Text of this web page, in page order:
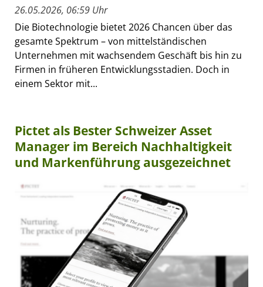
26.05.2026, 06:59 Uhr
Die Biotechnologie bietet 2026 Chancen über das
gesamte Spektrum – von mittelständischen
Unternehmen mit wachsendem Geschäft bis hin zu
Firmen in früheren Entwicklungsstadien. Doch in
einem Sektor mit...
Pictet als Bester Schweizer Asset
Manager im Bereich Nachhaltigkeit
und Markenführung ausgezeichnet